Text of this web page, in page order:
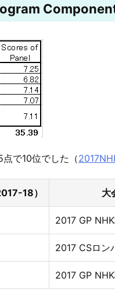
で10位でした（
18） 大
2017 GP
2017 CSロン
2017 GP